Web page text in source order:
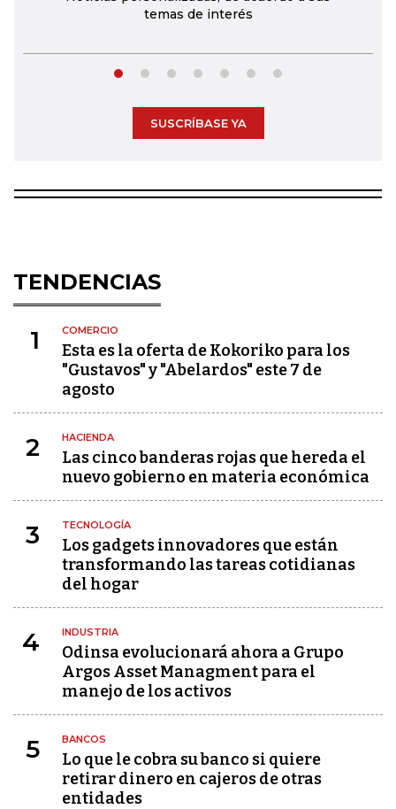
temas de interés
SUSCRÍBASE YA
TENDENCIAS
1 COMERCIO
Esta es la oferta de Kokoriko para los
"Gustavos" y "Abelardos" este 7 de
agosto
2 HACIENDA
Las cinco banderas rojas que hereda el
nuevo gobierno en materia económica
3 TECNOLOGÍA
Los gadgets innovadores que están
transformando las tareas cotidianas
del hogar
4 INDUSTRIA
Odinsa evolucionará ahora a Grupo
Argos Asset Managment para el
manejo de los activos
5 BANCOS
Lo que le cobra su banco si quiere
retirar dinero en cajeros de otras
entidades